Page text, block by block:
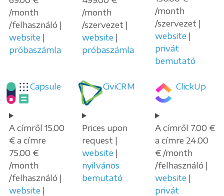
/month
/felhasználó |
website |
próbaszámla
/month
/szervezet |
website |
próbaszámla
/month
/szervezet |
website |
privát
bemutató
Capsule
A címről 15.00
€ a címre
75.00 €
/month
/felhasználó |
website |
CiviCRM
Prices upon
request |
website |
nyilvános
bemutató
ClickUp
A címről 7.00 €
a címre 24.00
€ /month
/felhasználó |
website |
privát